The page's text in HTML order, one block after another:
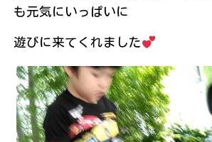
も元気にいっぱいに
遊びに来てくれました